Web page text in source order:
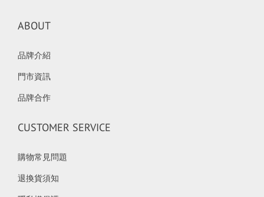
ABOUT
品牌介紹
門市資訊
品牌合作
CUSTOMER SERVICE
購物常見問題
退換貨須知